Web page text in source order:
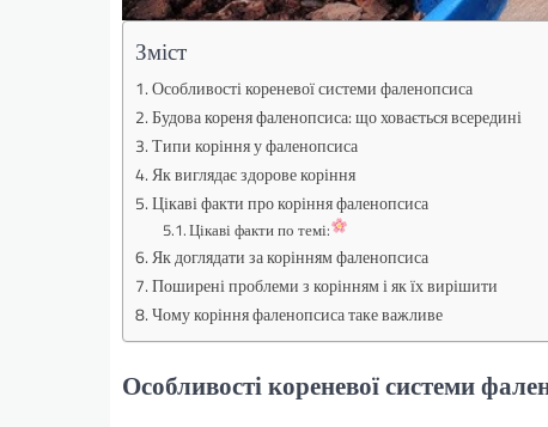
Зміст
Особливості кореневої системи фаленопсиса
Будова кореня фаленопсиса: що ховається всередині
Типи коріння у фаленопсиса
Як виглядає здорове коріння
Цікаві факти про коріння фаленопсиса
Цікаві факти по темі:
Як доглядати за корінням фаленопсиса
Поширені проблеми з корінням і як їх вирішити
Чому коріння фаленопсиса таке важливе
Особливості кореневої системи